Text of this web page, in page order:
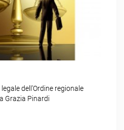
dell’Ordine regionale
Grazia Pinardi